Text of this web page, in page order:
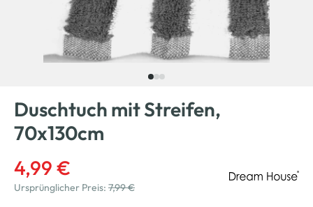
Duschtuch mit Streifen,
70x130cm
4,99 €
Ursprünglicher Preis: 7,99 €